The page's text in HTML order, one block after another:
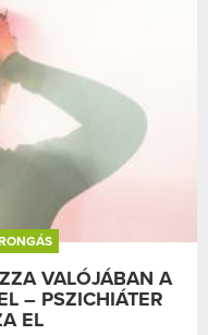
VALÓJÁBAN A
– PSZICHIÁTER
EL